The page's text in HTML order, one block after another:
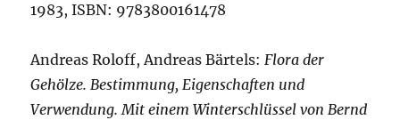
1983, ISBN: 9783800161478
Andreas Roloff, Andreas Bärtels:Flora der
Gehölze. Bestimmung, Eigenschaften und
Verwendung. Mit einem Winterschlüssel von Bernd